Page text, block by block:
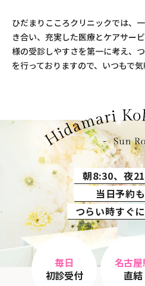
ひだまりこころクリニックでは、
き合い、 充実した医療とケアサー
様の受診しやすさを第一に考え、
を行っておりますので、 いつもで気
朝8:30、夜
当日予約
つらい時すぐ
毎日
初診受付
名古屋
直結